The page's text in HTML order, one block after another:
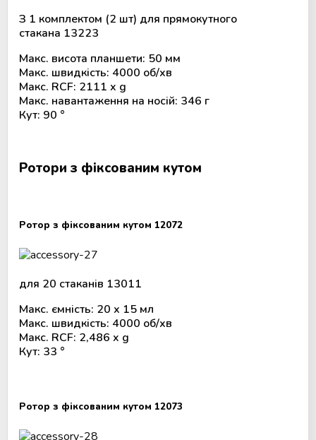
З 1 комплектом (2 шт) для прямокутного
стакана 13223
Макс. висота планшети: 50 мм
Макс. швидкість: 4000 об/хв
Макс. RCF: 2111 x g
Макс. навантаження на носій: 346 г
Кут: 90 °
Ротори з фіксованим кутом
Ротор з фіксованим кутом 12072
для 20 стаканів 13011
Макс. ємність: 20 х 15 мл
Макс. швидкість: 4000 об/хв
Макс. RCF: 2,486 x g
Кут: 33 °
Ротор з фіксованим кутом 12073